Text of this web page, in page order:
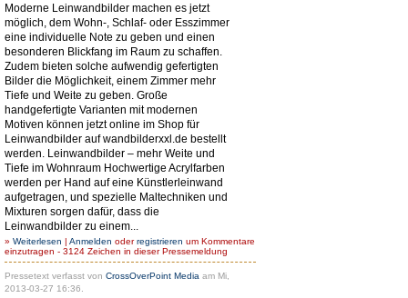
Moderne Leinwandbilder machen es jetzt
möglich, dem Wohn-, Schlaf- oder Esszimmer
eine individuelle Note zu geben und einen
besonderen Blickfang im Raum zu schaffen.
Zudem bieten solche aufwendig gefertigten
Bilder die Möglichkeit, einem Zimmer mehr
Tiefe und Weite zu geben. Große
handgefertigte Varianten mit modernen
Motiven können jetzt online im Shop für
Leinwandbilder auf wandbilderxxl.de bestellt
werden. Leinwandbilder – mehr Weite und
Tiefe im Wohnraum Hochwertige Acrylfarben
werden per Hand auf eine Künstlerleinwand
aufgetragen, und spezielle Maltechniken und
Mixturen sorgen dafür, dass die
Leinwandbilder zu einem...
» Weiterlesen | Anmelden oderregistrieren um Kommentare
einzutragen - 3124 Zeichen in dieser Pressemeldung
Pressetext verfasst von CrossOverPoint Media am Mi,
2013-03-27 16:36.